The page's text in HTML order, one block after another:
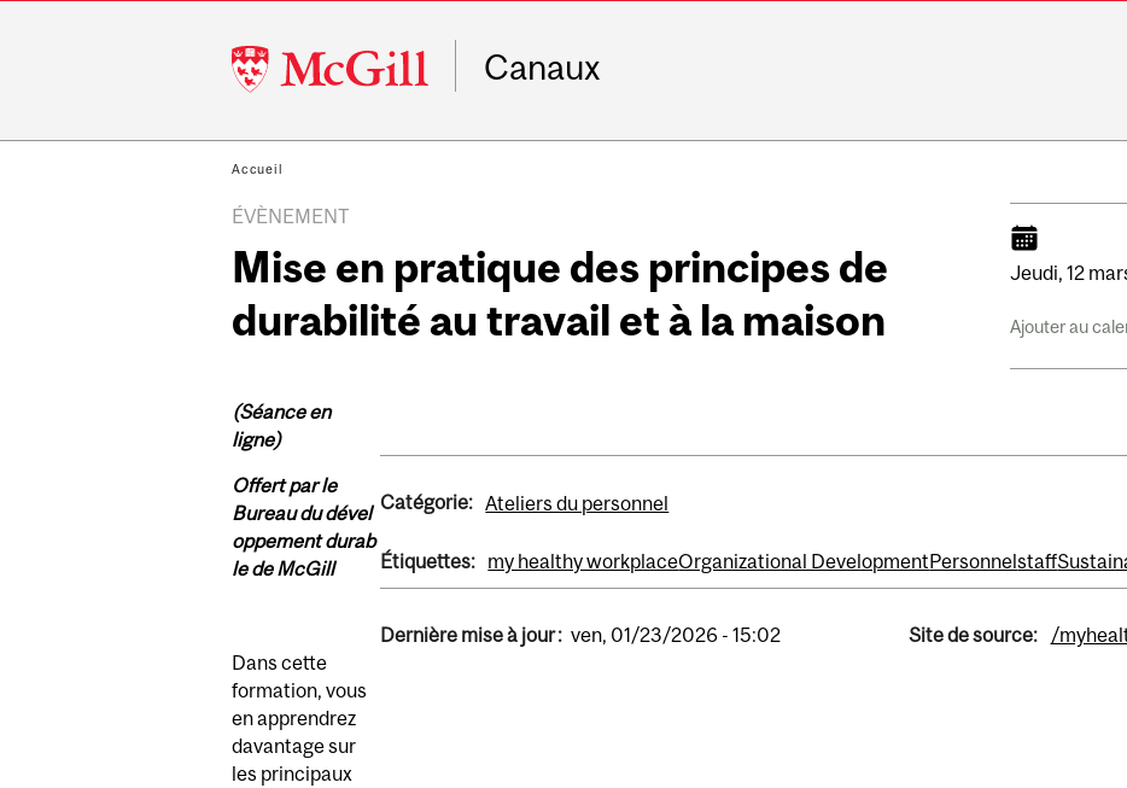
McGill
University
Canaux
Accueil
ÉVÈNEMENT
Mise en pratique des principes de
durabilité au travail et à la maison
Jeudi, 12
Ajouter au
(Séance en
ligne)
Offert par le
Bureaudu dével
oppement durab
le de McGill
Dans cette
formation, vous
en apprendrez
davantage sur
les principaux
Catégorie: Ateliers du personnel
Étiquettes: my healthy workplaceOrganizational DevelopmentPersonnelstaff
Dernière mise à jour : ven, 01/23/2026 - 15:02 Site de source: /